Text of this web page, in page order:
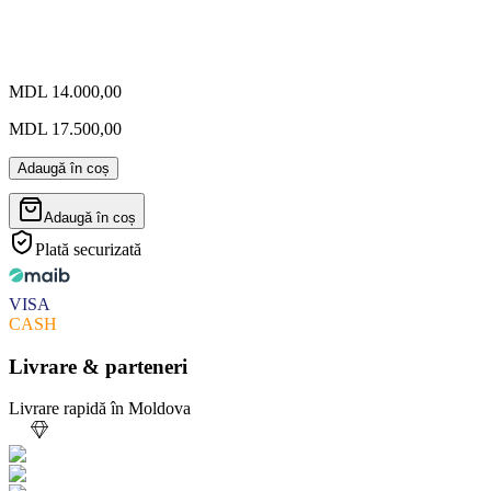
MDL 14.000,00
MDL 17.500,00
Adaugă în coș
Adaugă în coș
Plată securizată
VISA
CASH
Livrare & parteneri
Livrare rapidă în Moldova